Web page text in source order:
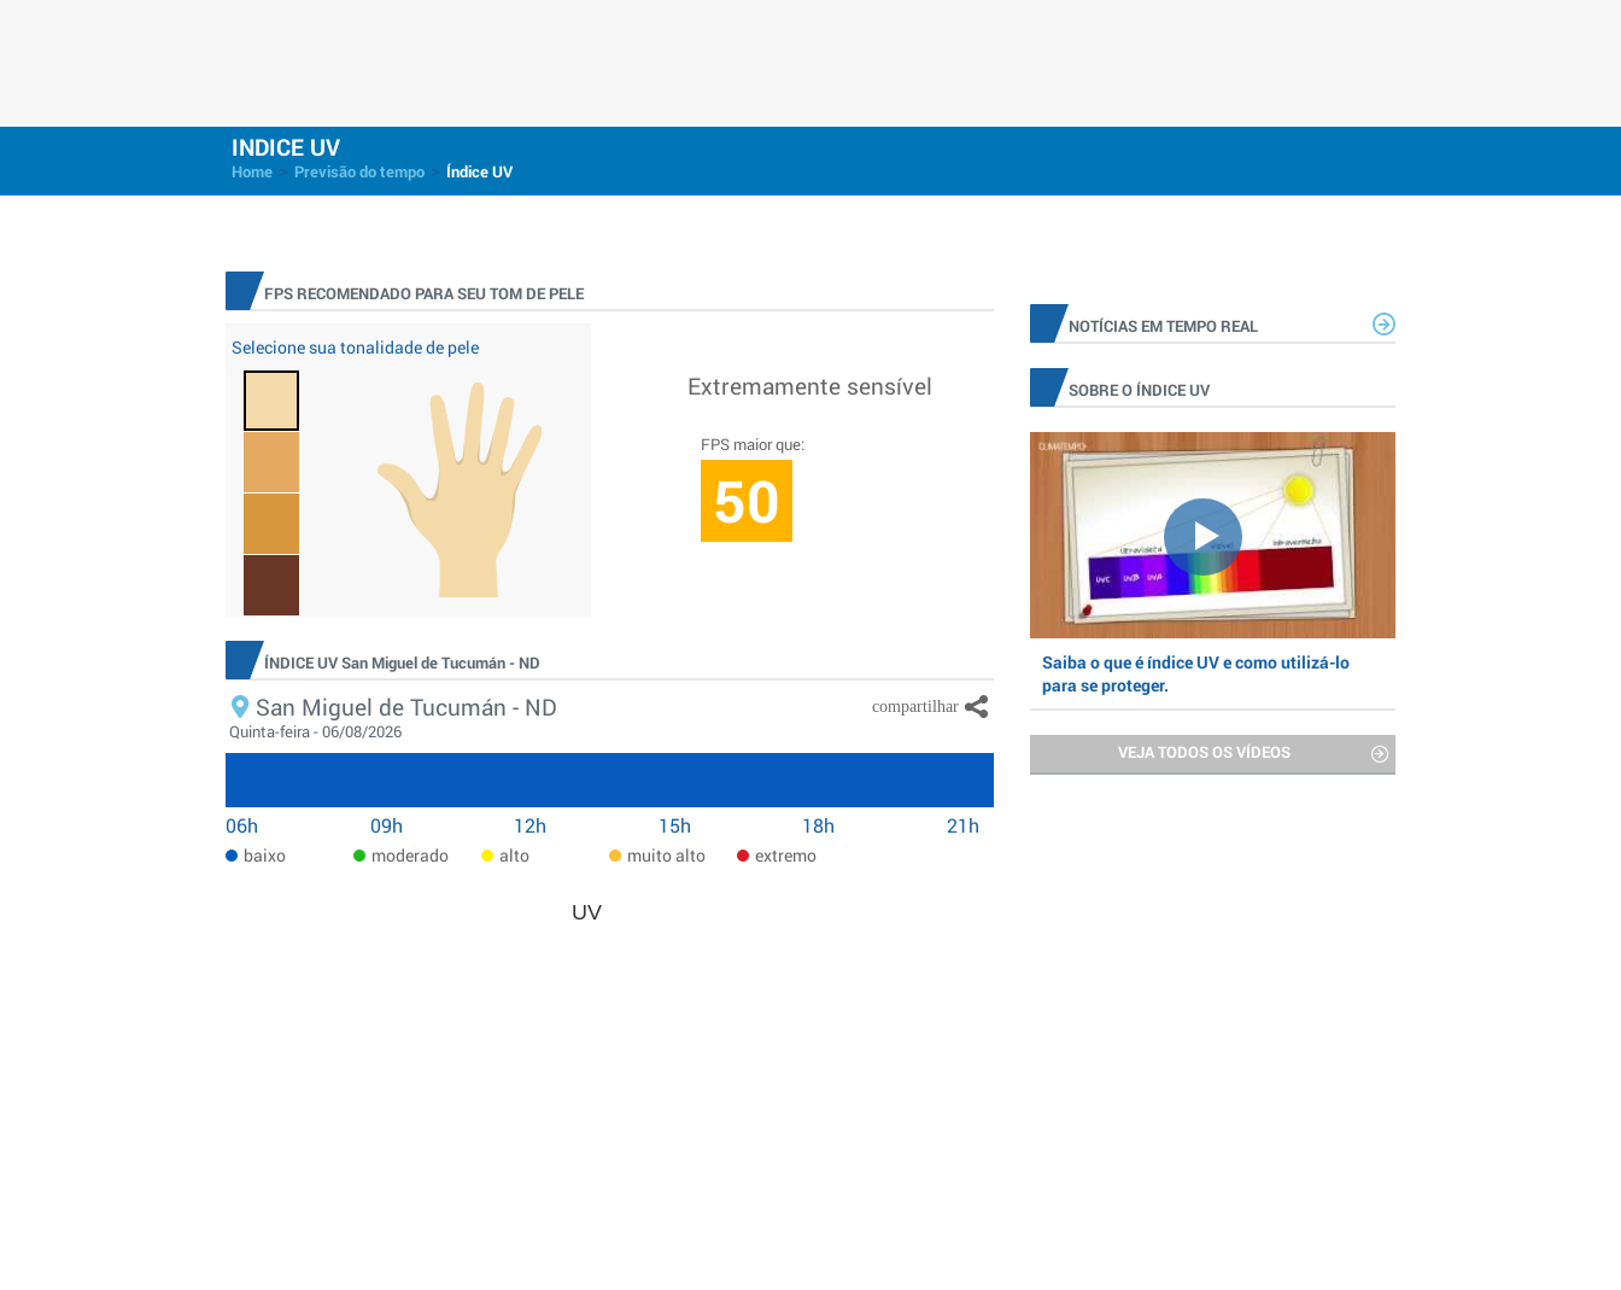
INDICE UV
Home Previsão do tempo Índice UV
FPS RECOMENDADO PARA SEU TOM DE PELE
Selecione sua tonalidade de pele
Extremamente sensível
FPS maior que:
50
ÍNDICE UV San Miguel de Tucumán - ND
San Miguel de Tucumán - ND
Quinta-feira - 06/08/2026
06h 09h 12h 15h 18h 21h
baixo moderado alto muito alto extremo
UV
NOTÍCIAS EM TEMPO REAL
SOBRE O ÍNDICE UV
Saiba o que é índice UV e como utilizá-lo
para se proteger.
VEJA TODOS OS VÍDEOS